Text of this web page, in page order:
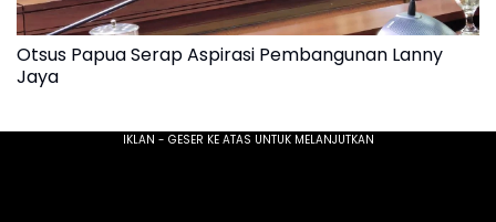
Otsus Papua Serap Aspirasi Pembangunan Lanny
Jaya